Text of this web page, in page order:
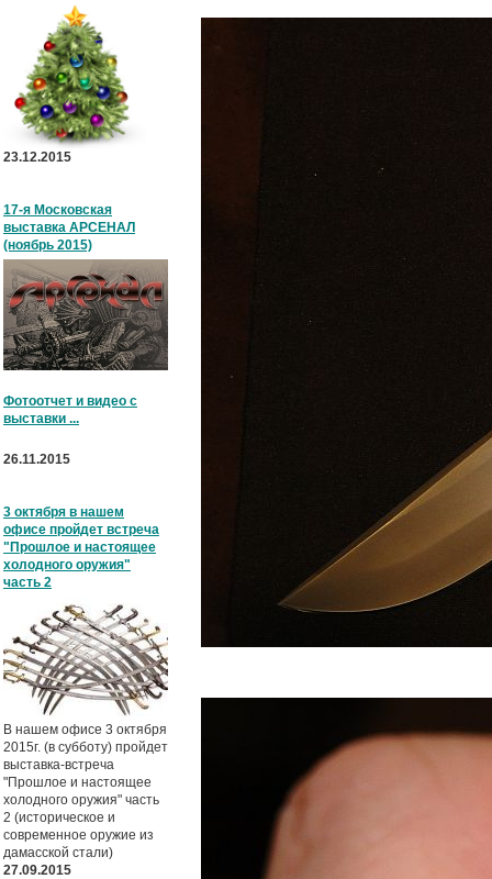
23.12.2015
17-я Московская
выставка АРСЕНАЛ
(ноябрь 2015)
Фотоотчет и видео с
выставки ...
26.11.2015
3 октября в нашем
офисе пройдет встреча
"Прошлое и настоящее
холодного оружия"
часть 2
В нашем офисе 3 октября
2015г. (в субботу) пройдет
выставка-встреча
"Прошлое и настоящее
холодного оружия" часть
2 (историческое и
современное оружие из
дамасской стали)
27.09.2015